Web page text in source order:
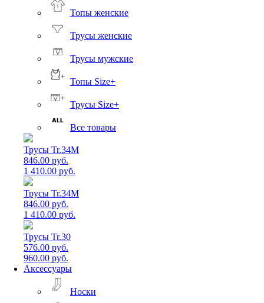
Топы женские
Трусы женские
Трусы мужские
Топы Size+
Трусы Size+
Все товары
Трусы Tr.34M
846.00 руб.
1 410.00 руб.
Трусы Tr.34M
846.00 руб.
1 410.00 руб.
Трусы Tr.30
576.00 руб.
960.00 руб.
Аксессуары
Носки